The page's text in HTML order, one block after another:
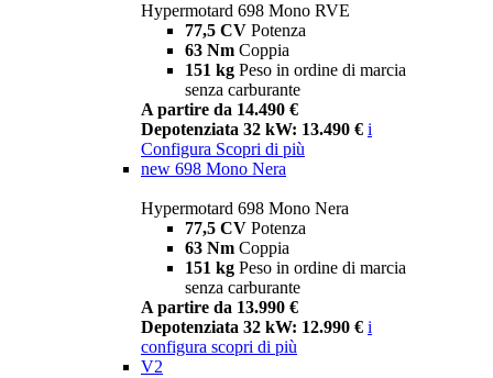
Hypermotard 698 Mono RVE
77,5 CV Potenza
63 Nm Coppia
151 kg Peso in ordine di marcia
senza carburante
A partire da 14.490 €
Depotenziata 32 kW: 13.490 € i
Configura Scopri di più
new 698 Mono Nera
Hypermotard 698 Mono Nera
77,5 CV Potenza
63 Nm Coppia
151 kg Peso in ordine di marcia
senza carburante
A partire da 13.990 €
Depotenziata 32 kW: 12.990 € i
configura scopri di più
V2